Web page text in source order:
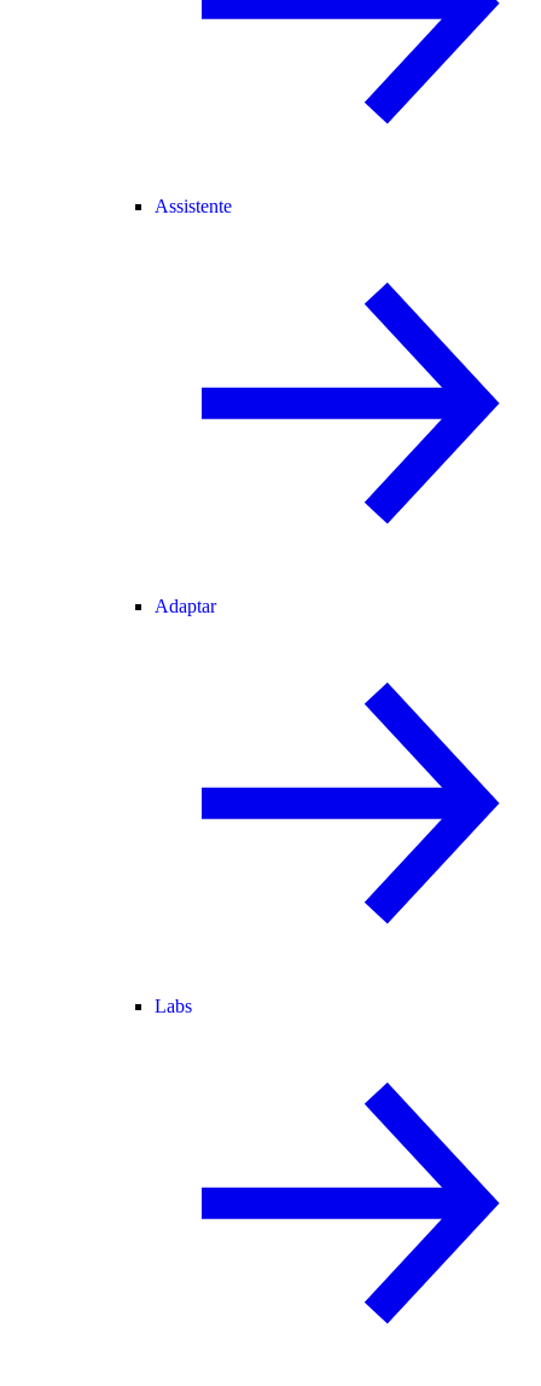
Assistente
Adaptar
Labs